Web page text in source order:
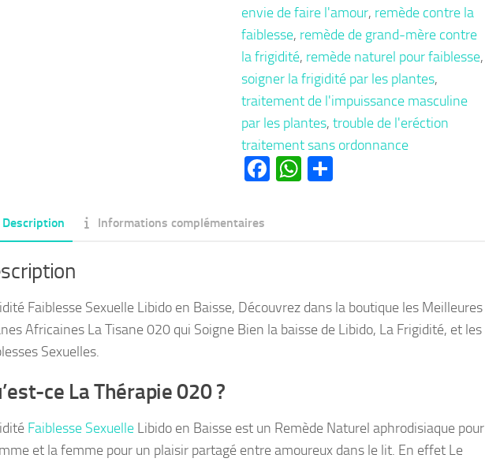
envie de faire l'amour, remède contre la
faiblesse, remède de grand-mère contre
la frigidité, remède naturel pour faiblesse,
soigner la frigidité par les plantes,
traitement de l'impuissance masculine
par les plantes, trouble de l'eréction
traitement sans ordonnance
Facebook
WhatsApp
Partager
Description Informations complémentaires
Faiblesse Sexuelle Libido en Baisse, Découvrez dans la boutique les Meilleures
Africaines La Tisane 020 qui Soigne Bien la baisse de Libido, La Frigidité, et les
Sexuelles.
ce La Thérapie 020 ?
Faiblesse Sexuelle Libido en Baisse est un Remède Naturel aphrodisiaque pour
et la femme pour un plaisir partagé entre amoureux dans le lit. En effet Le